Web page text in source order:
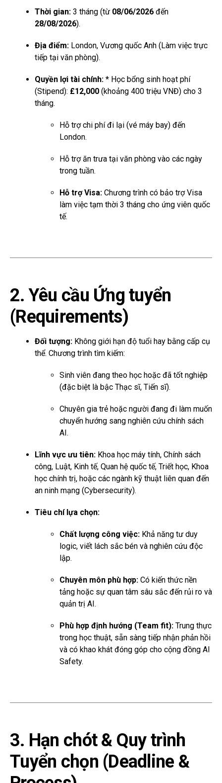
Thời gian: 3 tháng (từ 08/06/2026 đến
28/08/2026).
Địa điểm: London, Vương quốc Anh (Làm việc trực
tiếp tại văn phòng).
Quyền lợi tài chính: * Học bổng sinh hoạt phí
(Stipend): £12,000 (khoảng 400 triệu VNĐ) cho 3
tháng.
Hỗ trợ chi phí đi lại (vé máy bay) đến
London.
Hỗ trợ ăn trưa tại văn phòng vào các ngày
trong tuần.
Hỗ trợ Visa: Chương trình có bảo trợ Visa
làm việc tạm thời 3 tháng cho ứng viên quốc
tế.
2. Yêu cầu Ứng tuyển
(Requirements)
Đối tượng: Không giới hạn độ tuổi hay bằng cấp cụ
thể. Chương trình tìm kiếm:
Sinh viên đang theo học hoặc đã tốt nghiệp
(đặc biệt là bậc Thạc sĩ, Tiến sĩ).
Chuyên gia trẻ hoặc người đang đi làm muốn
chuyển hướng sang nghiên cứu chính sách
AI.
Lĩnh vực ưu tiên: Khoa học máy tính, Chính sách
công, Luật, Kinh tế, Quan hệ quốc tế, Triết học, Khoa
học chính trị, hoặc các ngành kỹ thuật liên quan đến
an ninh mạng (Cybersecurity).
Tiêu chí lựa chọn:
Chất lượng công việc: Khả năng tư duy
logic, viết lách sắc bén và nghiên cứu độc
lập.
Chuyên môn phù hợp: Có kiến thức nền
tảng hoặc sự quan tâm sâu sắc đến rủi ro và
quản trị AI.
Phù hợp định hướng (Team fit): Trung thực
trong học thuật, sẵn sàng tiếp nhận phản hồi
và có khao khát đóng góp cho cộng đồng AI
Safety.
3. Hạn chót & Quy trình
Tuyển chọn (Deadline &